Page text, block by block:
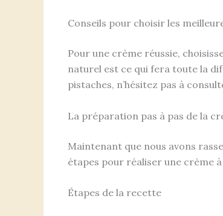
Conseils pour choisir les
Pour une crème réussie,
naturel est ce qui fera toute la
pistaches, n’hésitez pas à
La préparation pas à pas de la
Maintenant que nous avons
étapes pour réaliser une crème
Étapes de la recette